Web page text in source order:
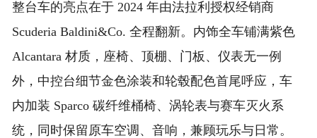
整台车的亮点在于 2024 年由法拉利授权经销商
Scuderia Baldini&Co. 全程翻新。内饰全车铺满紫色
Alcantara 材质，座椅、顶棚、门板、仪表无一例
外，中控台细节金色涂装和轮毂配色首尾呼应，车
内加装 Sparco 碳纤维桶椅、涡轮表与赛车灭火系
统，同时保留原车空调、音响，兼顾玩乐与日常。